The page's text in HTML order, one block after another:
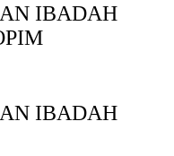
IBADAH
IBADAH